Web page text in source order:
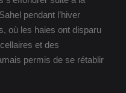
pendant l’hiver
où les haies ont disparu
et des
permis de se rétablir